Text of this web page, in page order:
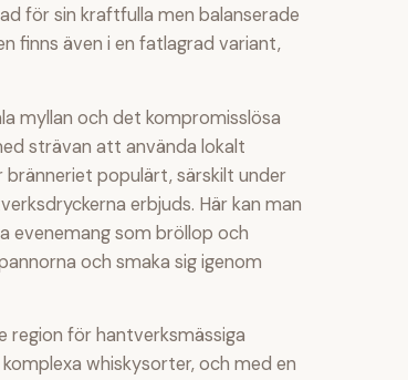
för sin kraftfulla men balanserade
finns även i en fatlagrad variant,
myllan och det kompromisslösa
strävan att använda lokalt
populärt, särskilt under
erbjuds. Här kan man
evenemang som bröllop och
och smaka sig igenom
region för hantverksmässiga
whiskysorter, och med en